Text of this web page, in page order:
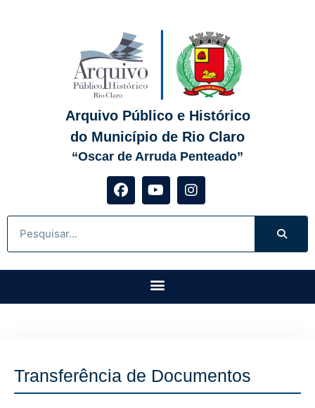
Arquivo Público e Histórico
do Município de Rio Claro
“Oscar de Arruda Penteado”
Transferência de Documentos